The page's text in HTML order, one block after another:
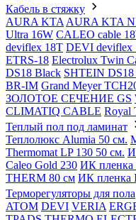
Кабель в стяжку
AURA KTA AURA KTA
Ultra 16W CALEO cable
deviflex 18T DEVI deviflex
ETRS-18 Electrolux Twin
DS18 Black SHTEIN DS18
BR-IM Grand Meyer
ЗОЛОТОЕ СЕЧЕНИЕ GS
CLIMATIQ CABLE Royal
Теплый пол под ламинат
Теплолюкс Alumia 50 см.
Thermomat LP 130 50 cм.
Caleo Gold 230 ИК пленка
THERM 80 см ИК пленка
Терморегуляторы для пола
ATOM DEVI VERIA